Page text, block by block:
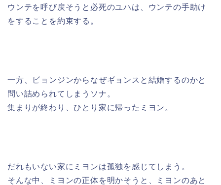
ウンテを呼び戻そうと必死のユハは、ウンテの手助け
をすることを約束する。
一方、ビョンジンからなぜギョンスと結婚するのかと
問い詰められてしまうソナ。
集まりが終わり、ひとり家に帰ったミヨン。
だれもいない家にミヨンは孤独を感じてしまう。
そんな中、ミヨンの正体を明かそうと、ミヨンのあと